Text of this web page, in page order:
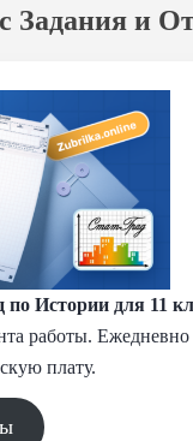
Задания и
по Истории для 11
работы.
плату.